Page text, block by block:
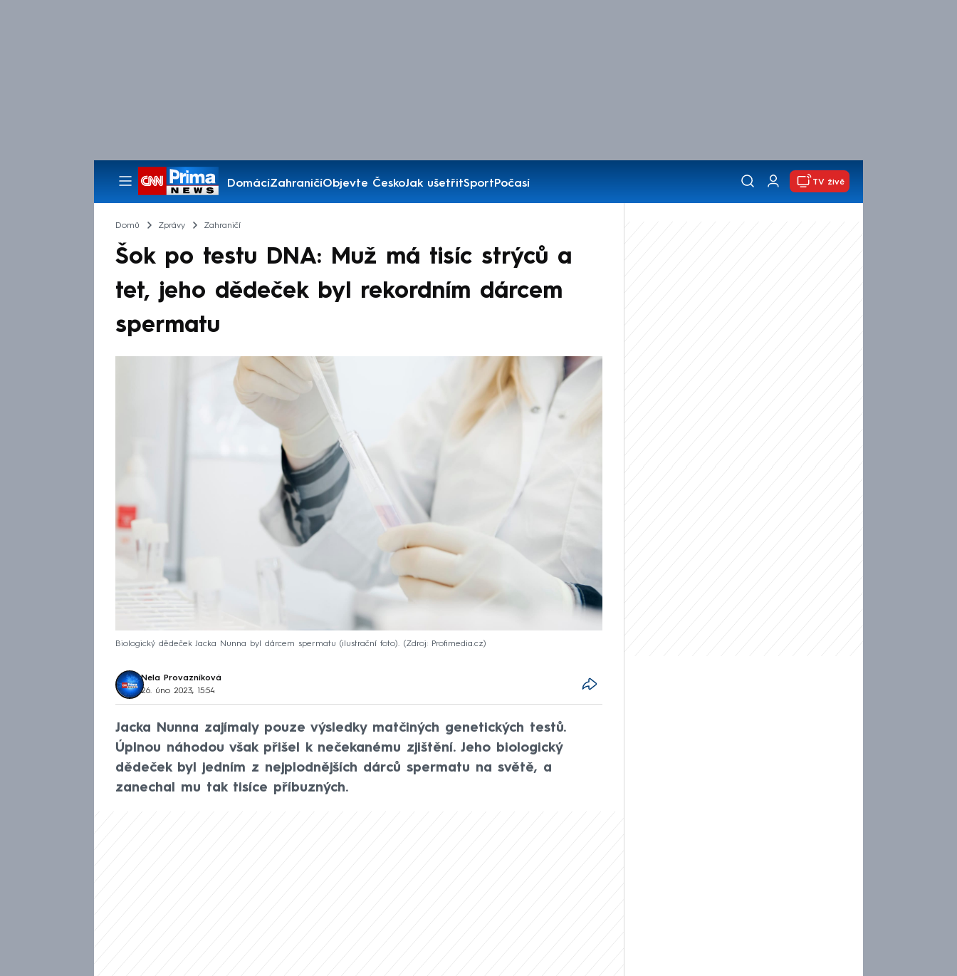
DomácíZahraničíObjevte ČeskoJak ušetřitSportPočasí
Pořady
TV živě
Domů Zprávy Zahraničí
Šok po testu DNA: Muž má tisíc strýců a
tet, jeho dědeček byl rekordním dárcem
spermatu
Biologický dědeček Jacka Nunna byl dárcem spermatu (ilustrační foto). Zdroj: Profimedia.cz
Nela Provazníková
26. úno 2023, 15:54
Jacka Nunna zajímaly pouze výsledky matčiných genetických testů.
Úplnou náhodou však přišel k nečekanému zjištění. Jeho biologický
dědeček byl jedním z nejplodnějších dárců spermatu na světě, a
zanechal mu tak tisíce příbuzných.